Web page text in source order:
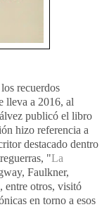
recuerdos
lleva a 2016, al
publicó el libro
hizo referencia a
destacado dentro
"La
Faulkner,
entre otros, visitó
en torno a esos